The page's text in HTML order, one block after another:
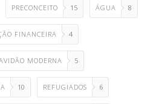
PRECONCEITO 15 ÁGUA 8
FINANCEIRA 4
MODERNA 5
10 REFUGIADOS 6